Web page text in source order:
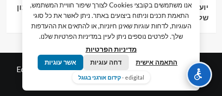
יועץ עסקי וליווי פיננסי – הדרך לצמיחה כלכלית וניהול נכון
של העסק
© כל הזכויות שמורות חדשות המאה ה-21 |
Edigital.co.ilby
אלימלך דיגיטל.
אנו משתמשים בקובצי Cookies לצורך שיפור חוויית המשתמש,
התאמת תכנים וניתוח ביצועים באתר. ניתן לאשר את כל סוגי
העוגיות, לדחות עוגיות שאינן חיוניות, או להתאים את ההעדפות
שלך. לפרטים נוספים ניתן לעיין במדיניות הפרטיות שלנו.
מדיניות הפרטיות
התאמה אישית דחה עוגיות אשר עוגיות
edigital - קידום אורגני בגוגל